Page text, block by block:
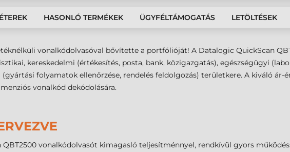
HASONLÓ TERMÉKEK ÜGYFÉLTÁMOGATÁS LETÖLTÉSEK
vonalkódolvasóval bővítette a portfólióját! A Datalogic QuickScan
kereskedelmi (értékesítés, posta, bank, közigazgatás), egészségügyi
folyamatok ellenőrzése, rendelés feldolgozás) területkere. A kiváló ár-
vonalkód dekódolására.
vonalkódolvasót kimagasló teljesítménnyel, rendkívül gyors